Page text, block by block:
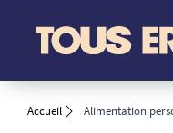
Accueil Alimentation